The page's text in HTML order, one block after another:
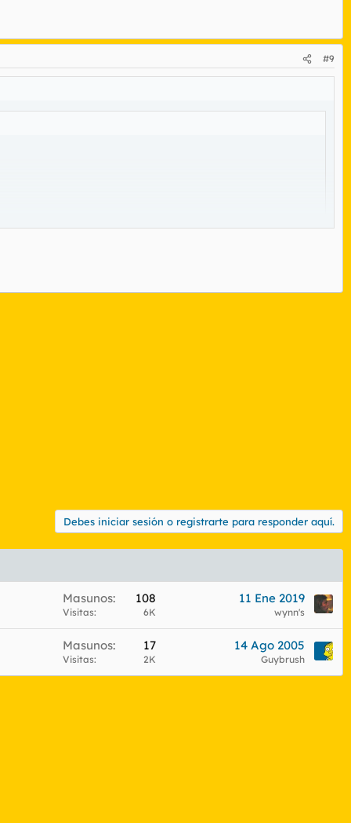
#9
Debes iniciar sesión o registrarte para responder aquí.
Masunos 108
Visitas 6K
11 Ene 2019
wynn's
Masunos 17
Visitas 2K
14 Ago 2005
Guybrush